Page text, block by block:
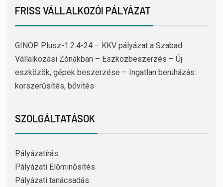
FRISS VÁLLALKOZÓI PÁLYÁZAT
GINOP Plusz-1.2.4-24 – KKV pályázat a Szabad
Vállalkozási Zónákban – Eszközbeszerzés – Új
eszközök, gépek beszerzése – Ingatlan beruházás:
korszerűsítés, bővítés
SZOLGÁLTATÁSOK
Pályázatírás
Pályázati Előminősítés
Pályázati tanácsadás